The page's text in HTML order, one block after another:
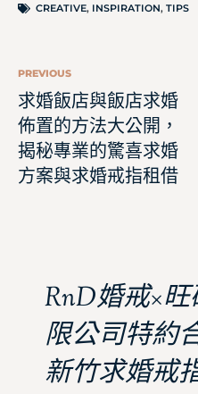
CREATIVE, INSPIRATION, TIPS
PREVIOUS
求婚飯店與飯店求婚
佈置的方法大公開，
揭秘專業的驚喜求婚
方案與求婚戒指租借
RnD婚戒×
限公司特約
新竹求婚戒